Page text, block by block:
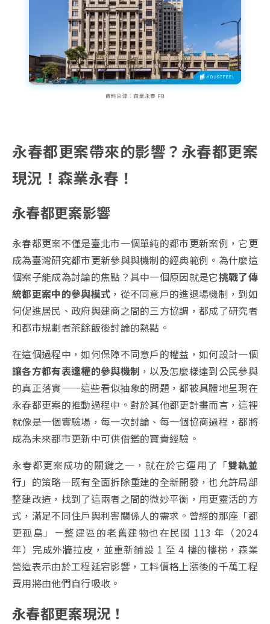
永春都更案帶來的影響？永春都更案
現況！森業永春！
永春都更案影響
永春都更案不僅是臺北市一個單純的都市更新案例，它更
成為臺灣研究都市更新參與與機制的經典範例。為什麼這
個案子能成為討論的焦點？其中一個原因就是它挑戰了傳
統都更案中的參與模式 ，從不同意戶的進退場機制，到如
何促進居民、政府與建商之間的三方協調，都成了研究者
和都市規劃者茶餘飯後討論的熱點。
在這個過程中，如何保障不同意戶的權益，如何設計一個
讓各方都有表達權的參與機制 ，以及怎麼樣達到公民參與
的真正落實——這些看似抽象的問題，都被具體地呈現在
永春都更案的推動過程中。對於其他都更計畫而言，這裡
就像是一個實驗場，每一次討論、每一個協商過程，都將
成為未來都市更新中可供借鑑的寶貴經驗。
永春都更案成功的關鍵之一，就在於它運用了「雙軌並
行」的策略—既有全面拆除重建的全新開發，也允許局部
整建改造，找到了這兩者之間的微妙平衡，用更靈活的方
式，滿足不同住戶與利害關係人的需求。曾經的那座「都
更孤島」－整建區的老舊建物也在民國 113 年（2024
年）完成外牆拉皮，並重新鋪設 1 至 4 樓的樓梯，森業
營造表示由於工程延宕影響，工料價格上漲後的千萬工程
費用將由他們自行吸收。
永春都更案現況！